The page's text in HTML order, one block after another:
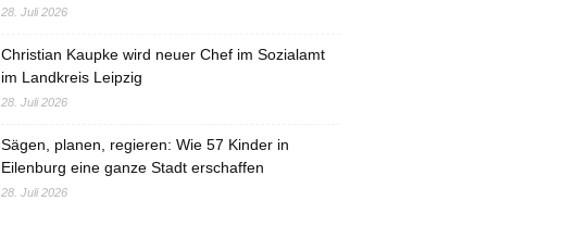
28. Juli 2026
Christian Kaupke wird neuer Chef im Sozialamt
im Landkreis Leipzig
28. Juli 2026
Sägen, planen, regieren: Wie 57 Kinder in
Eilenburg eine ganze Stadt erschaffen
28. Juli 2026